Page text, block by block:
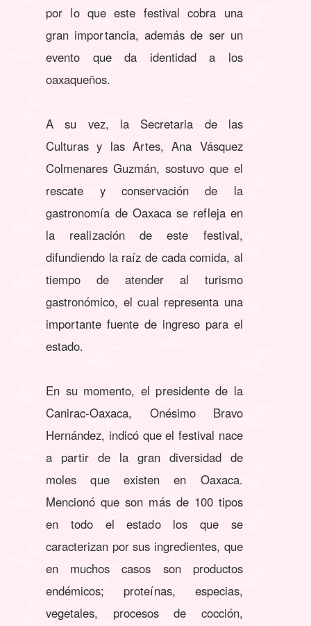
por lo que este festival cobra una
gran importancia, además de ser un
evento que da identidad a los
oaxaqueños.
A su vez, la Secretaria de las
Culturas y las Artes, Ana Vásquez
Colmenares Guzmán, sostuvo que el
rescate y conservación de la
gastronomía de Oaxaca se refleja en
la realización de este festival,
difundiendo la raíz de cada comida, al
tiempo de atender al turismo
gastronómico, el cual representa una
importante fuente de ingreso para el
estado.
En su momento, el presidente de la
Canirac-Oaxaca, Onésimo Bravo
Hernández, indicó que el festival nace
a partir de la gran diversidad de
moles que existen en Oaxaca.
Mencionó que son más de 100 tipos
en todo el estado los que se
caracterizan por sus ingredientes, que
en muchos casos son productos
endémicos; proteínas, especias,
vegetales, procesos de cocción,